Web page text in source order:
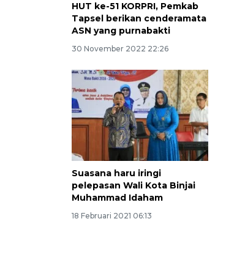
HUT ke-51 KORPRI, Pemkab
Tapsel berikan cenderamata
ASN yang purnabakti
30 November 2022 22:26
Suasana haru iringi
pelepasan Wali Kota Binjai
Muhammad Idaham
18 Februari 2021 06:13